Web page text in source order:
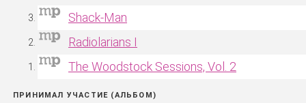
Shack-Man
Radiolarians I
The Woodstock Sessions, Vol. 2
ПРИНИМАЛ УЧАСТИЕ (АЛЬБОМ)